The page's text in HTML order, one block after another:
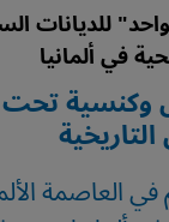
للديانات
في ألمانيا
العاصمة